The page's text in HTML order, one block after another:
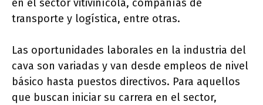
en el sector vitivinícola, compañías de
transporte y logística, entre otras.
Las oportunidades laborales en la industria del
cava son variadas y van desde empleos de nivel
básico hasta puestos directivos. Para aquellos
que buscan iniciar su carrera en el sector,